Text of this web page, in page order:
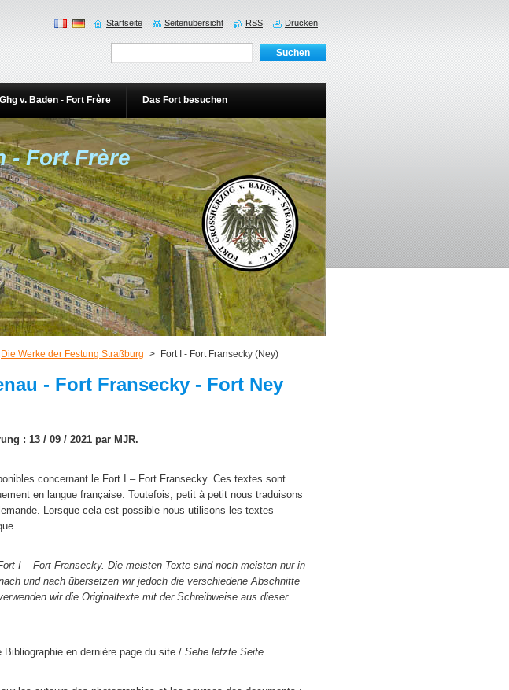
- Fort Frère
Die Werke der Festung Straßburg > Fort I - Fort Fransecky (Ney)
- Fort Fransecky - Fort Ney
: 13 / 09 / 2021 par MJR.
concernant le Fort I – Fort Fransecky. Ces textes sont
en langue française. Toutefois, petit à petit nous traduisons
Lorsque cela est possible nous utilisons les textes
I – Fort Fransecky. Die meisten Texte sind noch meisten nur in
und nach übersetzen wir jedoch die verschiedene Abschnitte
wir die Originaltexte mit der Schreibweise aus dieser
en dernière page du site / Sehe letzte Seite.
v. Baden - Fort Frère Das Fort besuchen
Startseite Seitenübersicht RSS Drucken